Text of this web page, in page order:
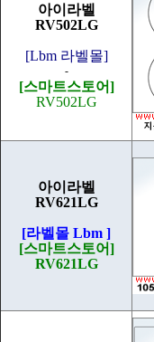
아이라벨
RV502LG
[Lbm 라벨몰]
-
[스마트스토어]
RV502LG
아이라벨
RV621LG
[라벨몰 Lbm ]
[스마트스토어]
RV621LG